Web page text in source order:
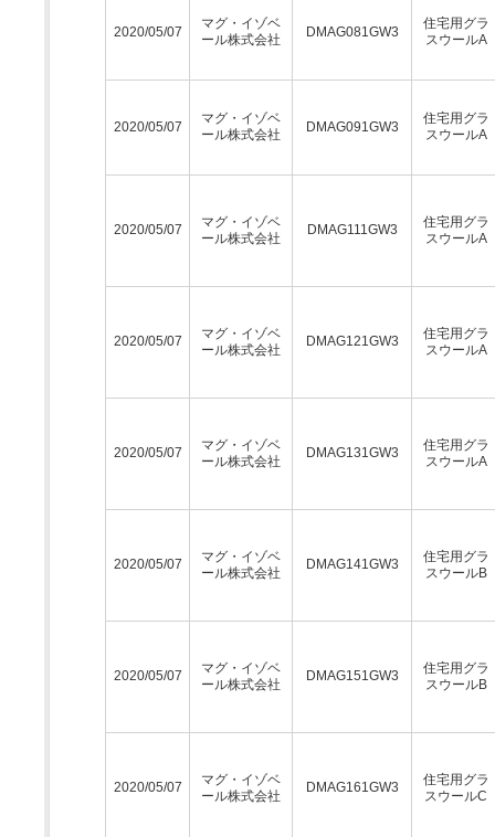
2020/05/07
マグ・イゾベ
ール株式会社
DMAG081GW3
住宅用グラ
スウールA
2020/05/07
マグ・イゾベ
ール株式会社
DMAG091GW3
住宅用グラ
スウールA
2020/05/07
マグ・イゾベ
ール株式会社
DMAG111GW3
住宅用グラ
スウールA
2020/05/07
マグ・イゾベ
ール株式会社
DMAG121GW3
住宅用グラ
スウールA
2020/05/07
マグ・イゾベ
ール株式会社
DMAG131GW3
住宅用グラ
スウールA
2020/05/07
マグ・イゾベ
ール株式会社
DMAG141GW3
住宅用グラ
スウールB
2020/05/07
マグ・イゾベ
ール株式会社
DMAG151GW3
住宅用グラ
スウールB
2020/05/07
マグ・イゾベ
ール株式会社
DMAG161GW3
住宅用グラ
スウールC